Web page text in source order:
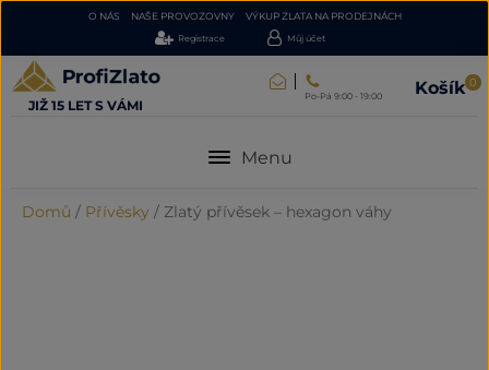
O NÁS NAŠE PROVOZOVNY VÝKUP ZLATA NA PRODEJNÁCH
Registrace Můj účet
JIŽ 15 LET S VÁMI
Po-Pá 9:00 - 19:00 Košík 0
Menu
Domů / Přívěsky / Zlatý přívěsek – hexagon váhy